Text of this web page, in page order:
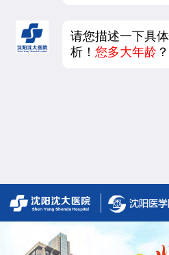
请您描述一下具
析！您多大年龄 ？